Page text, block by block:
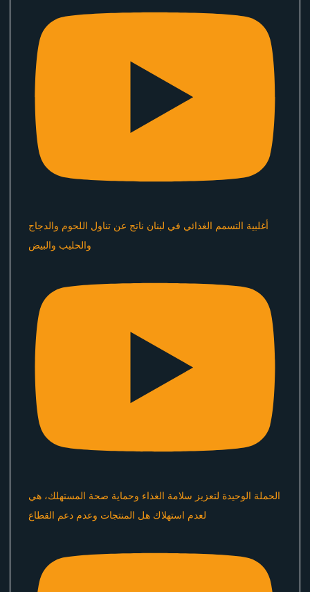
أغلبية التسمم الغذائي في لبنان ناتج عن تناول اللحوم والدجاج
والحليب والبيض
الحملة الوحيدة لتعزيز سلامة الغذاء وحماية صحة المستهلك، هي
لعدم استهلاك هل المنتجات وعدم دعم القطاع